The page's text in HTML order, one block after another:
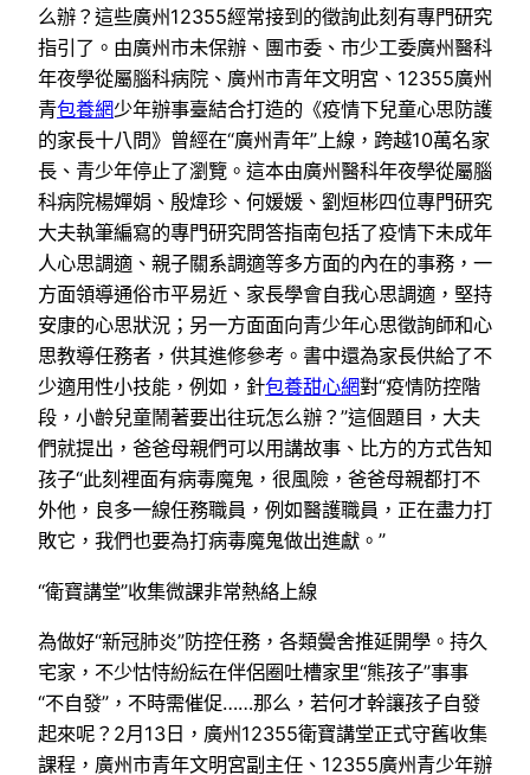
么辦？這些廣州12355經常接到的徵詢此刻有專門研究
指引了。由廣州市未保辦、團市委、市少工委廣州醫科
年夜學從屬腦科病院、廣州市青年文明宮、12355廣州
青包養網少年辦事臺結合打造的《疫情下兒童心思防護
的家長十八問》曾經在“廣州青年”上線，跨越10萬名家
長、青少年停止了瀏覽。這本由廣州醫科年夜學從屬腦
科病院楊嬋娟、殷煒珍、何媛媛、劉烜彬四位專門研究
大夫執筆編寫的專門研究問答指南包括了疫情下未成年
人心思調適、親子關系調適等多方面的內在的事務，一
方面領導通俗市平易近、家長學會自我心思調適，堅持
安康的心思狀況；另一方面面向青少年心思徵詢師和心
思教導任務者，供其進修參考。書中還為家長供給了不
少適用性小技能，例如，針包養甜心網對“疫情防控階
段，小齡兒童鬧著要出往玩怎么辦？”這個題目，大夫
們就提出，爸爸母親們可以用講故事、比方的方式告知
孩子“此刻裡面有病毒魔鬼，很風險，爸爸母親都打不
外他，良多一線任務職員，例如醫護職員，正在盡力打
敗它，我們也要為打病毒魔鬼做出進獻。”
“衛寶講堂”收集微課非常熱絡上線
為做好“新冠肺炎”防控任務，各類黌舍推延開學。持久
宅家，不少怙恃紛紜在伴侶圈吐槽家里“熊孩子”事事
“不自發”，不時需催促……那么，若何才幹讓孩子自發
起來呢？2月13日，廣州12355衛寶講堂正式守舊收集
課程，廣州市青年文明宮副主任、12355廣州青少年辦